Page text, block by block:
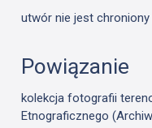
utwór nie jest
Powiązanie
kolekcja fotografii
Etnograficznego